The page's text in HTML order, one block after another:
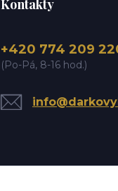
Kontakty
+420 774 209
(Po-Pá, 8-16 hod.)